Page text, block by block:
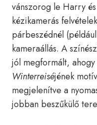
vánszorog le Harry
kézikamerás
párbeszédnél
kameraállás. A
jól megformált,
Winterreiséjének
megjelenítve a
jobban beszűkülő